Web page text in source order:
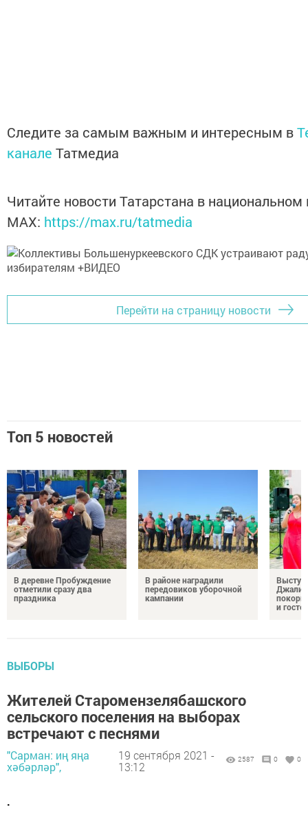
Следите за самым важным и интересным в
канале Татмедиа
Читайте новости Татарстана в
MАХ: https://max.ru/tatmedia
Перейти на страницу новости
Топ 5 новостей
В деревне Пробуждение
отметили сразу два
праздника
В районе наградили
передовиков уборочной
кампании
и
ВЫБОРЫ
Жителей Старомензелябашского
сельского поселения на выборах
встречают с песнями
"Сарман: иң яңа
хәбәрләр",
19 сентября 2021 -
13:12
2587 0 0
.